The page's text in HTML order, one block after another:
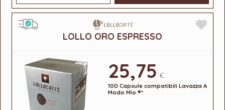
LOLLO ORO ESPRESSO
25,75 €
100 Capsule compatibili Lavazza A
Modo Mio ®*